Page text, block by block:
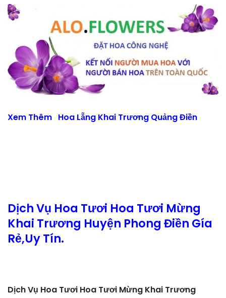
Xem Thêm Hoa Lẵng Khai Trương Quảng Điền
Dịch Vụ Hoa Tươi Hoa Tươi Mừng
Khai Trương Huyện Phong Điền Gía
Rẻ,Uy Tín.
Dịch Vụ Hoa Tươi Hoa Tươi Mừng Khai Trương